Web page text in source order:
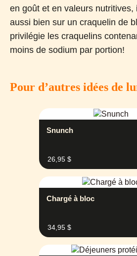
en goût et en valeurs nutritives,
aussi bien sur un craquelin de
privilégie les craquelins
moins de sodium par portion!
Pour d’autres idées de
Snunch
26,95 $
Chargé à bloc
34,95 $